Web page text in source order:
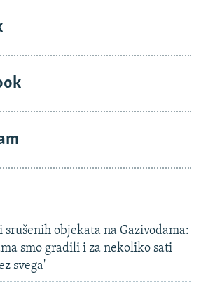
srušenih objekata na Gazivodama:
smo gradili i za nekoliko sati
svega'